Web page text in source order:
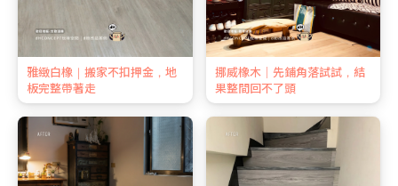
雅緻白橡｜搬家不扣押金，地
板完整帶著走
挪威橡木｜先鋪角落試試，結
果整間回不了頭